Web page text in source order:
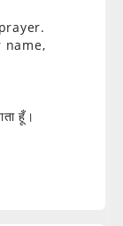
name,
हूँ।